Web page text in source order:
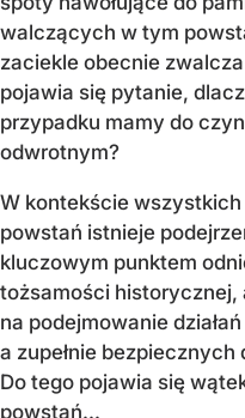
walczących w tym
zaciekle obecnie
pojawia się pytanie,
przypadku mamy do
odwrotnym?
W kontekście
powstań istnieje
kluczowym punktem
tożsamości historycznej,
na podejmowanie
a zupełnie
Do tego pojawia się
powstań...